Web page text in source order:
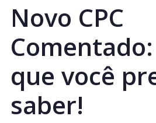
Art. 188 a 293
Novo CPC
que você
saber!